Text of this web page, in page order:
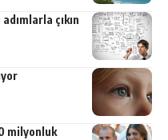
çıkın
milyonluk